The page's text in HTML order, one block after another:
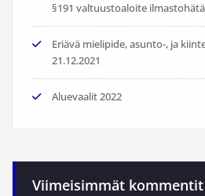
§191 valtuustoaloite
Eriävä mielipide, asunto-, ja
21.12.2021
Aluevaalit 2022
Viimeisimmät kommentit